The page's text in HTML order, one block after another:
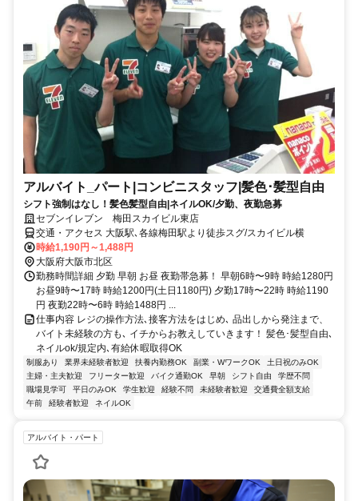
アルバイト_パート|コンビニスタッフ|髪色･髪型自由
シフト強制はなし！髪色髪型自由|ネイルOK/夕勤、夜勤急募
セブンイレブン 梅田スカイビル東店
交通・アクセス 大阪駅､各線梅田駅より徒歩スグ/スカイビル横
時給1,190円～1,488円
大阪府大阪市北区
勤務時間詳細 夕勤 早朝 お昼 夜勤帯急募！ 早朝6時〜9時 時給1280円
お昼9時〜17時 時給1200円(土日1180円) 夕勤17時〜22時 時給1190
円 夜勤22時〜6時 時給1488円 ...
仕事内容 レジの操作方法､接客方法をはじめ､ 品出しから発注まで、
バイト未経験の方も､ イチからお教えしていきます！ 髪色･髪型自由､
ネイルok/規定内､有給休暇取得OK
制服あり 業界未経験者歓迎 扶養内勤務OK 副業・WワークOK
土日祝のみOK
主婦・主夫歓迎
フリーター歓迎 バイク通勤OK 早朝 シフト自由
学歴不問
職場見学可
平日のみOK 学生歓迎 経験不問 未経験者歓迎
交通費全額支給
午前
経験者歓迎 ネイルOK
アルバイト・パート